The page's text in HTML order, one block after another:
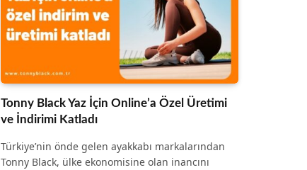
Tonny Black Yaz İçin Online’a Özel Üretimi
ve İndirimi Katladı
Türkiye’nin önde gelen ayakkabı markalarından
Tonny Black, ülke ekonomisine olan inancını